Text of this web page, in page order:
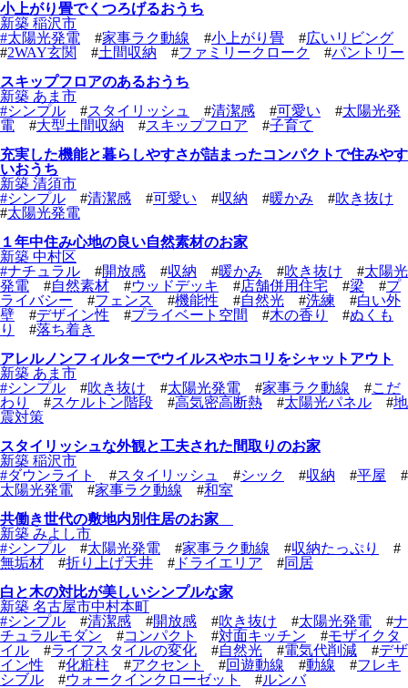
小上がり畳でくつろげるおうち
新築 稲沢市
#太陽光発電 #家事ラク動線 #小上がり畳 #広いリビング
#2WAY玄関 #土間収納 #ファミリークローク #パントリー
スキップフロアのあるおうち
新築 あま市
#シンプル #スタイリッシュ #清潔感 #可愛い #太陽光発
電 #大型土間収納 #スキップフロア #子育て
充実した機能と暮らしやすさが詰まったコンパクトで住みやす
いおうち
新築 清須市
#シンプル #清潔感 #可愛い #収納 #暖かみ #吹き抜け
#太陽光発電
１年中住み心地の良い自然素材のお家
新築 中村区
#ナチュラル #開放感 #収納 #暖かみ #吹き抜け #太陽光
発電 #自然素材 #ウッドデッキ #店舗併用住宅 #梁 #プ
ライバシー #フェンス #機能性 #自然光 #洗練 #白い外
壁 #デザイン性 #プライベート空間 #木の香り #ぬくも
り
#落ち着き
アレルノンフィルターでウイルスやホコリをシャットアウト
新築 あま市
#シンプル #吹き抜け #太陽光発電 #家事ラク動線 #こだ
わり
#スケルトン階段 #高気密高断熱 #太陽光パネル #地
震対策
スタイリッシュな外観と工夫された間取りのお家
新築 稲沢市
#ダウンライト #スタイリッシュ #シック #収納 #平屋 #
太陽光発電 #家事ラク動線 #和室
共働き世代の敷地内別住居のお家
新築 みよし市
#シンプル #太陽光発電 #家事ラク動線 #収納たっぷり
#
無垢材 #折り上げ天井 # ドライエリア #同居
白と木の対比が美しいシンプルな家
新築 名古屋市中村本町
#シンプル #清潔感 #開放感 #吹き抜け #太陽光発電 #ナ
チュラルモダン #コンパクト #対面キッチン #モザイクタ
イル #ライフスタイルの変化 #自然光 #電気代削減 #デザ
イン性 #化粧柱 #アクセント #回遊動線 #動線 #フレキ
シブル #ウォークインクローゼット #ルンバ